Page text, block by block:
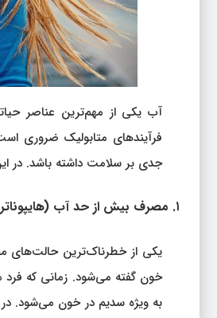
فرآیندهای متابولیک ضروری
جدی بر سلامت داشته باشد. در
۱. مصرف بیش از حد آب (هایپوناترمی)
یکی از خطرناک‌ترین حالت‌های
خون گفته می‌شود. زمانی که فرد
به ویژه سدیم در خون می‌شود. در